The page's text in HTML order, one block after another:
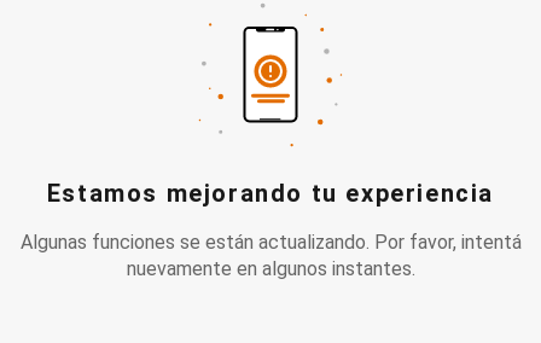
Estamos mejorando tu experiencia
Algunas funciones se están actualizando. Por favor, intentá
nuevamente en algunos instantes.